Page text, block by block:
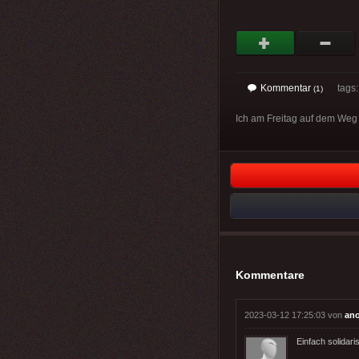
Kommentar (1)
Ich am Freitag auf dem
Kommentare
2023-03-12 17:25:03 von
Einfach